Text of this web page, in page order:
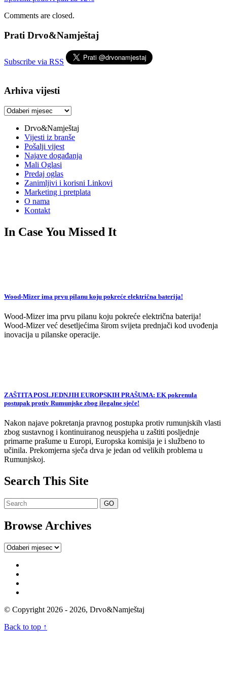
Comments are closed.
Prati Drvo&Namještaj
Subscribe via RSS
Arhiva vijesti
Arhiva
Drvo&Namještaj
Vijesti iz branše
Pošalji vijest
Najave događanja
Mali Oglasi
Predaj oglas
Zanimljivi i korisni Linkovi
Marketing i pretplata
O nama
Kontakt
In Case You Missed It
Wood-Mizer ima prvu pilanu koju pokreće električna baterija!
Wood-Mizer ima prvu pilanu koju pokreće električna baterija!
Wood-Mizer već desetljećima širom svijeta prednjači kod uvođenja
inovacija u pilanske operacije.
ZAŠTITA POSLJEDNJIH EUROPSKIH PRAŠUMA: EK pokrenula
postupak protiv Rumunjske zbog ilegalne sječe!
Nakon najave pokretanja pravnog postupka protiv rumunjskih vlasti
zbog sustavnog i kontinuiranog neuspjeha u zaštiti posljednje
primarne prašume u Europi, Europska komisija je i službeno to
učinila. Prekomjerna sječa drva je jedan od velikih problema u
Rumunjskoj.
Search This Site
Browse Archives
Browse
© Copyright 2026 - 2026, Drvo&Namještaj
Back to top ↑